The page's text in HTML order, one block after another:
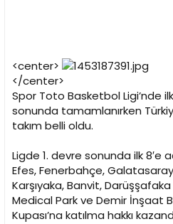
<center>
</center>
Spor Toto Basketbol Ligi’nde
sonunda tamamlanırken
takım belli oldu.
Ligde 1. devre sonunda ilk 8′e
Efes, Fenerbahçe,
Karşıyaka, Banvit,
Medical Park ve Demir İnşaat
Kupası’na katılma hakkı